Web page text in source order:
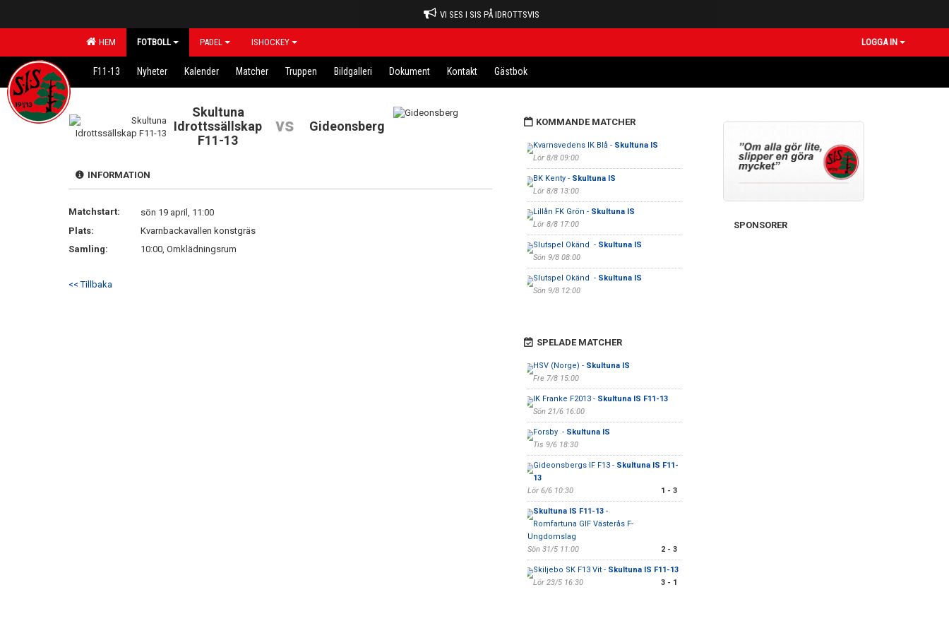
VI SES I SIS PÅ IDROTTSVIS
HEM FOTBOLL PADEL ISHOCKEY LOGGA IN
F11-13 Nyheter Kalender Matcher Truppen Bildgalleri Dokument Kontakt Gästbok
Skultuna
Idrottssällskap
F11-13
vs Gideonsberg
INFORMATION
Matchstart:
sön 19 april, 11:00
Plats:
Kvarnbackavallen konstgräs
Samling:
10:00, Omklädningsrum
<< Tillbaka
KOMMANDE MATCHER
Kvarnsvedens IK Blå - Skultuna IS
Lör 8/8 09:00
BK Kenty - Skultuna IS
Lör 8/8 13:00
Lillån FK Grön - Skultuna IS
Lör 8/8 17:00
Slutspel Okänd - Skultuna IS
Sön 9/8 08:00
Slutspel Okänd - Skultuna IS
Sön 9/8 12:00
SPELADE MATCHER
HSV (Norge) - Skultuna IS
Fre 7/8 15:00
IK Franke F2013 - Skultuna IS F11-13
Sön 21/6 16:00
Forsby - Skultuna IS
Tis 9/6 18:30
Gideonsbergs IF F13 - Skultuna IS F11-
13
Lör 6/6 10:30
1 - 3
Skultuna IS F11-13-
Romfartuna GIF Västerås F-
Ungdomslag
Sön 31/5 11:00
2 - 3
Skiljebo SK F13 Vit - Skultuna IS F11-13
Lör 23/5 16:30
3 - 1
SPONSORER